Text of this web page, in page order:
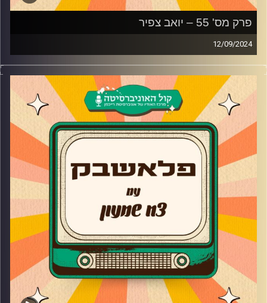
פרק מס' 55 – יואב צפיר
12/09/2024
יואב צפיר מגיע לאולפן פלאשבק!
הבמאי, העורך, השחקן ואיש הטלוויזיה שאחראי על
הפרויקטים שכולנו גדלנו (ועדיין) עליהם מספר על התפתחות
הקריירה תחת הטייטל "הבן של" ואיך מהר מאוד הצליח לצאת
ממנה, הפרויקטים השונים לאורך הדרך והמעבר משחקן אל
מאחורי הקלעים. בנוסף, יואב מספר על תהליך הליהוק
לרוקדים עם כוכבים וההחלטה להפיק עונה של הכוכב הבא
בתחילת המלחמה כשכולם היו נגד.
קרדיט תמונות: